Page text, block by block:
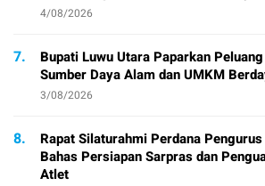
4/08/2026
7.
Bupati Luwu Utara Paparkan
Sumber Daya Alam dan UMKM
3/08/2026
8.
Rapat Silaturahmi Perdana
Bahas Persiapan Sarpras dan
Atlet